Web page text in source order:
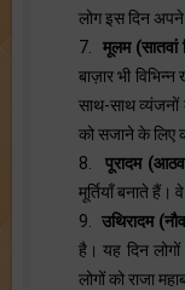
लोग इस दिन अपने
7. मूलम (सातवां
बाज़ार भी
साथ-साथ व्यंजनों
को सजाने के लिए
8. पूरादम
मूर्तियाँ बनाते हैं।
9. उथिरादम
है। यह दिन लोगों
लोगों को राजा